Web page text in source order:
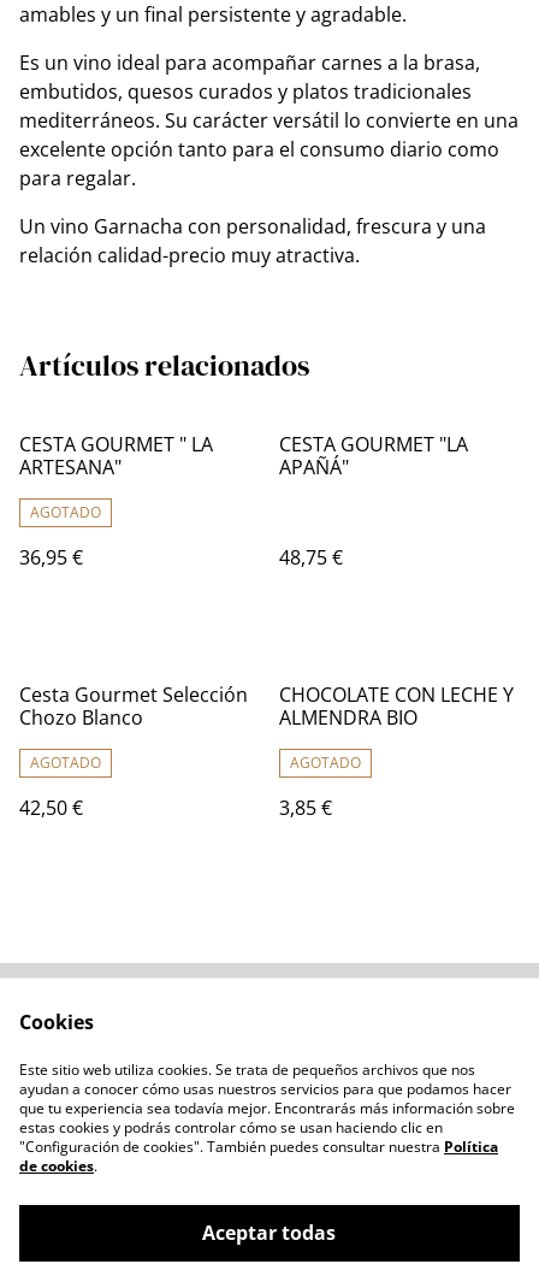
amables y un final persistente y agradable.
Es un vino ideal para acompañar carnes a la brasa,
embutidos, quesos curados y platos tradicionales
mediterráneos. Su carácter versátil lo convierte en una
excelente opción tanto para el consumo diario como
para regalar.
Un vino Garnacha con personalidad, frescura y una
relación calidad-precio muy atractiva.
Artículos relacionados
CESTA GOURMET " LA
ARTESANA"
AGOTADO
36,95 €
CESTA GOURMET "LA
APAÑÁ"
48,75 €
Cesta Gourmet Selección
Chozo Blanco
AGOTADO
42,50 €
CHOCOLATE CON LECHE Y
ALMENDRA BIO
AGOTADO
3,85 €
Política de privacidad
Administración de
cookies
Cookies
Este sitio web utiliza cookies. Se trata de pequeños archivos que nos
ayudan a conocer cómo usas nuestros servicios para que podamos hacer
que tu experiencia sea todavía mejor. Encontrarás más información sobre
estas cookies y podrás controlar cómo se usan haciendo clic en
"Configuración de cookies". También puedes consultar nuestra Política
de cookies.
Aceptar todas